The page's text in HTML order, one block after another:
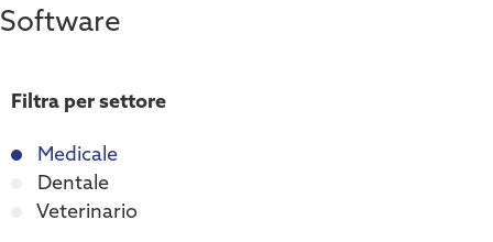
Software
Filtra per settore
Medicale
Dentale
Veterinario